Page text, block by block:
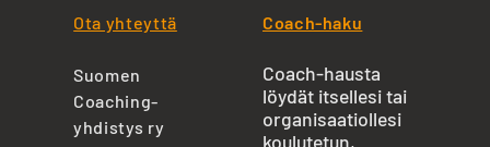
Ota yhteyttä
Suomen
Coaching-
yhdistys ry
Coach-haku
Coach-hausta
löydät itsellesi tai
organisaatiollesi
koulutetun,